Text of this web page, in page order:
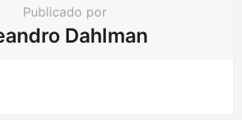
Publicado por
Dahlman